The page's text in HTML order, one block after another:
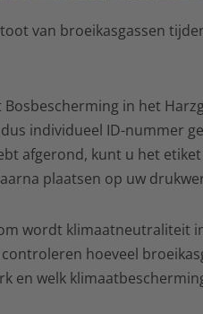
van broeikasgassen
in het
individueel ID-nummer
afgerond, kunt u het
plaatsen op uw
wordt klimaatneutraliteit
hoeveel
en welk